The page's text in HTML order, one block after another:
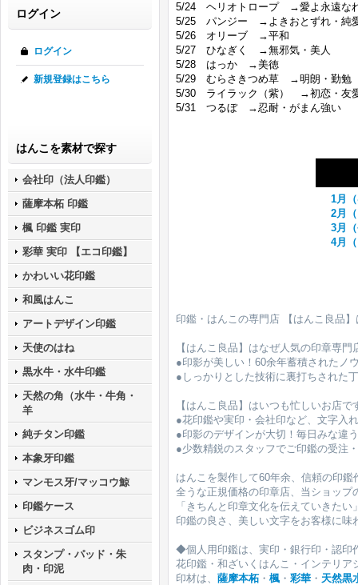
ログイン
ログイン
新規登録はこちら
はんこを素材で探す
会社印（法人印鑑）
薩摩本柘 印鑑
楓 印鑑 実印
彩華 実印 【エコ印鑑】
かわいい花印鑑
和風はんこ
アートデザイン印鑑
天使のはね
黒水牛・水牛印鑑
天然の角（水牛・牛角・
羊
純チタン印鑑
本象牙印鑑
マンモス牙/マッコウ鯨
印鑑ケース
ビジネスゴム印
スタンプ・パッド・朱
肉・印泥
5/24 ヘリオトロープ →愛よ永遠な
5/25 パンジー →よきおとずれ・純
5/26 オリーブ →平和
5/27 ひなぎく →無邪気・美人
5/28 はっか →美徳
5/29 むらさきつめ草 →明朗・勤勉
5/30 ライラック（紫） →初恋・友
5/31 つるぼ →忍耐・がまん強い
1月
2月
3月
4月
印鑑・はんこの専門店 【はんこ良品
【はんこ良品】はなぜ人気の印章専門
●印影が美しい！60余年蓄積されたノ
●しっかりとした技術に裏打ちされた
【はんこ良品】はいつも忙しいお店で
●花印鑑や実印・会社印など、文字入
●印影のデザインが大切！毎日みな違
●少数精鋭のスタッフでご印鑑の受注
はんこを製作して60年余、信頼の印
全うな正規価格の印章店、当ショッ
「きちんと印章文化を伝えていきた
印鑑の良さ、美しい文字をお客様に
◆個人用印鑑は、実印・銀行印・認印
花印鑑・和ざいくはんこ・インテリ
印材は、 薩摩本柘・ 楓 ・ 彩華 ・ 天然黒